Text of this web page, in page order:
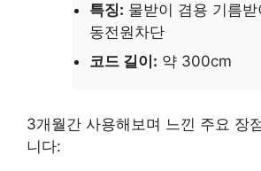
특징: 물받이 겸용 기름
동전원차단
코드 길이: 약 300cm
3개월간 사용해보며 느낀 주요 장
니다: